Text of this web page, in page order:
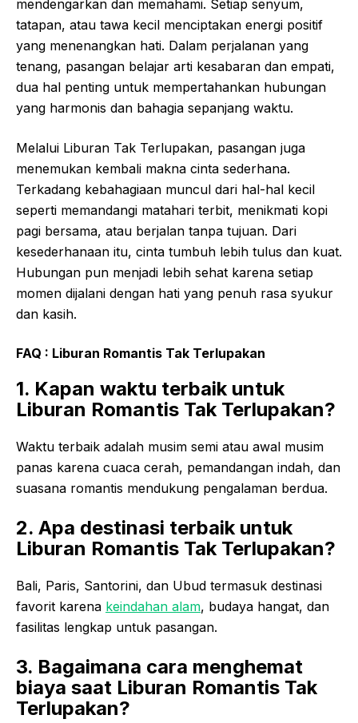
mendengarkan dan memahami. Setiap senyum,
tatapan, atau tawa kecil menciptakan energi positif
yang menenangkan hati. Dalam perjalanan yang
tenang, pasangan belajar arti kesabaran dan empati,
dua hal penting untuk mempertahankan hubungan
yang harmonis dan bahagia sepanjang waktu.
Melalui Liburan Tak Terlupakan, pasangan juga
menemukan kembali makna cinta sederhana.
Terkadang kebahagiaan muncul dari hal-hal kecil
seperti memandangi matahari terbit, menikmati kopi
pagi bersama, atau berjalan tanpa tujuan. Dari
kesederhanaan itu, cinta tumbuh lebih tulus dan kuat.
Hubungan pun menjadi lebih sehat karena setiap
momen dijalani dengan hati yang penuh rasa syukur
dan kasih.
FAQ : Liburan Romantis Tak Terlupakan
1. Kapan waktu terbaik untuk
Liburan Romantis Tak Terlupakan?
Waktu terbaik adalah musim semi atau awal musim
panas karena cuaca cerah, pemandangan indah, dan
suasana romantis mendukung pengalaman berdua.
2. Apa destinasi terbaik untuk
Liburan Romantis Tak Terlupakan?
Bali, Paris, Santorini, dan Ubud termasuk destinasi
favorit karena keindahan alam, budaya hangat, dan
fasilitas lengkap untuk pasangan.
3. Bagaimana cara menghemat
biaya saat Liburan Romantis Tak
Terlupakan?